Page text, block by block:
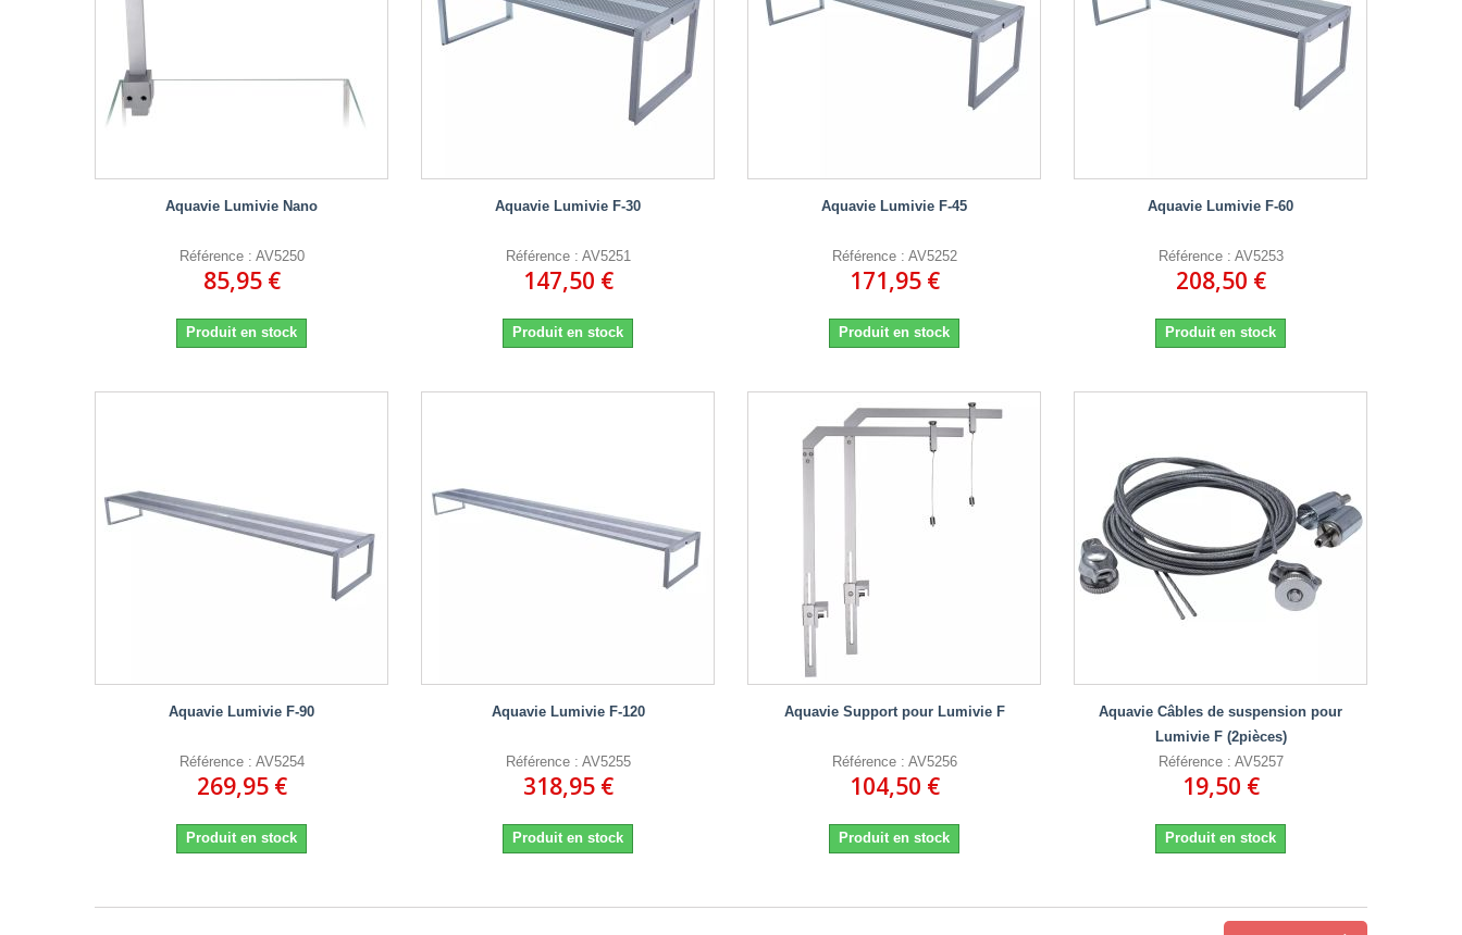
Aquavie Lumivie Nano
Référence : AV5250
85,95 €
Produit en stock
Aquavie Lumivie F-30
Référence : AV5251
147,50 €
Produit en stock
Aquavie Lumivie F-45
Référence : AV5252
171,95 €
Produit en stock
Aquavie Lumivie F-60
Référence : AV5253
208,50 €
Produit en stock
Aquavie Lumivie F-90
Référence : AV5254
269,95 €
Produit en stock
Aquavie Lumivie F-120
Référence : AV5255
318,95 €
Produit en stock
Aquavie Support pour Lumivie F
Référence : AV5256
104,50 €
Produit en stock
Aquavie Câbles de suspension pour
Lumivie F (2pièces)
Référence : AV5257
19,50 €
Produit en stock